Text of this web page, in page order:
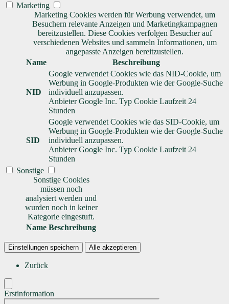
Marketing
Marketing Cookies werden für Werbung verwendet, um
Besuchern relevante Anzeigen und Marketingkampagnen
bereitzustellen. Diese Cookies verfolgen Besucher auf
verschiedenen Websites und sammeln Informationen, um
angepasste Anzeigen bereitzustellen.
Name
Beschreibung
NID
Google verwendet Cookies wie das NID-Cookie, um
Werbung in Google-Produkten wie der Google-Suche
individuell anzupassen.
Anbieter Google Inc. Typ Cookie Laufzeit 24
Stunden
SID
Google verwendet Cookies wie das SID-Cookie, um
Werbung in Google-Produkten wie der Google-Suche
individuell anzupassen.
Anbieter Google Inc. Typ Cookie Laufzeit 24
Stunden
Sonstige
Sonstige Cookies
müssen noch
analysiert werden und
wurden noch in keiner
Kategorie eingestuft.
Name Beschreibung
Einstellungen speichern Alle akzeptieren
Zurück
Erstinformation